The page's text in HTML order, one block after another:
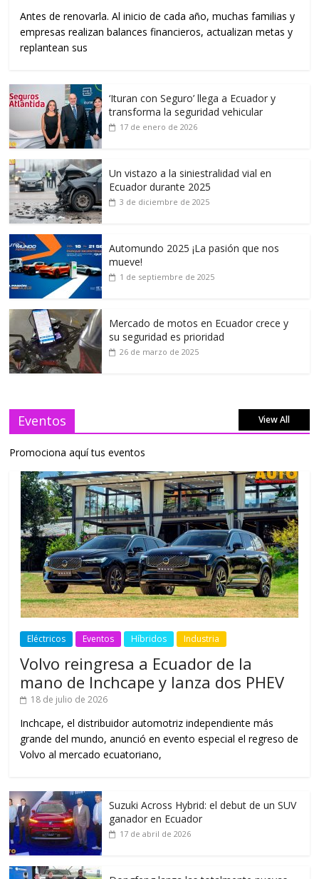
Antes de renovarla. Al inicio de cada año, muchas familias y
empresas realizan balances financieros, actualizan metas y
replantean sus
‘Ituran con Seguro’ llega a Ecuador y
transforma la seguridad vehicular
17 de enero de 2026
Un vistazo a la siniestralidad vial en
Ecuador durante 2025
3 de diciembre de 2025
Automundo 2025 ¡La pasión que nos
mueve!
1 de septiembre de 2025
Mercado de motos en Ecuador crece y
su seguridad es prioridad
26 de marzo de 2025
Eventos View All
Promociona aquí tus eventos
Eléctricos Eventos Híbridos Industria
Volvo reingresa a Ecuador de la
mano de Inchcape y lanza dos PHEV
18 de julio de 2026
Inchcape, el distribuidor automotriz independiente más
grande del mundo, anunció en evento especial el regreso de
Volvo al mercado ecuatoriano,
Suzuki Across Hybrid: el debut de un SUV
ganador en Ecuador
17 de abril de 2026